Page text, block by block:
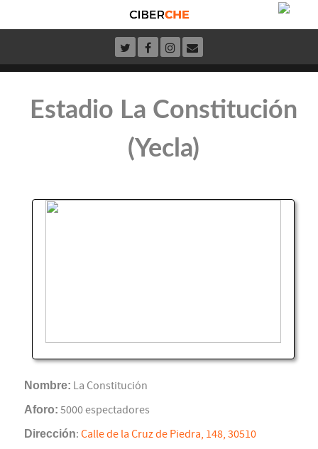
Estadio La Constitución
(Yecla)
Nombre: La Constitución
Aforo: 5000 espectadores
Dirección: Calle de la Cruz de Piedra, 148, 30510